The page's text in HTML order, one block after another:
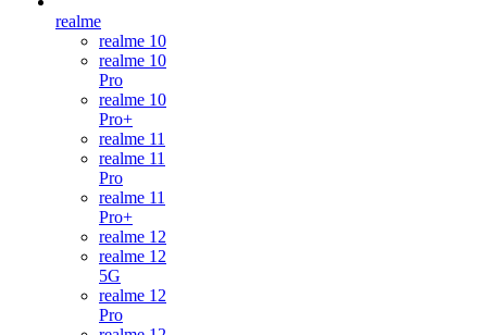
realme
realme 10
realme 10
Pro
realme 10
Pro+
realme 11
realme 11
Pro
realme 11
Pro+
realme 12
realme 12
5G
realme 12
Pro